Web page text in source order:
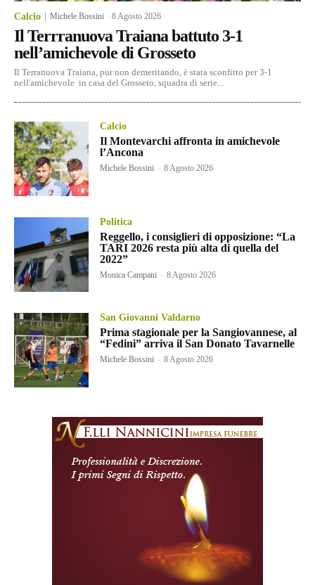
Calcio Michele Bossini -8 Agosto 2026
Il Terrranuova Traiana battuto 3-1
nell’amichevole di Grosseto
Il Terranuova Traiana, pur non demeritando, è stata sconfitto per 3-1
nell'amichevole in casa del Grosseto, squadra di serie...
Calcio
Il Montevarchi affronta in amichevole
l’Ancona
Michele Bossini - 8 Agosto 2026
Politica
Reggello, i consiglieri di opposizione: “La
TARI 2026 resta più alta di quella del
2022”
Monica Campani - 8 Agosto 2026
San Giovanni Valdarno
Prima stagionale per la Sangiovannese, al
“Fedini” arriva il San Donato Tavarnelle
Michele Bossini - 8 Agosto 2026